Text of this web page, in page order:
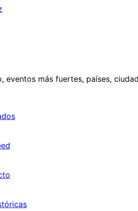
eventos más fuertes, países,